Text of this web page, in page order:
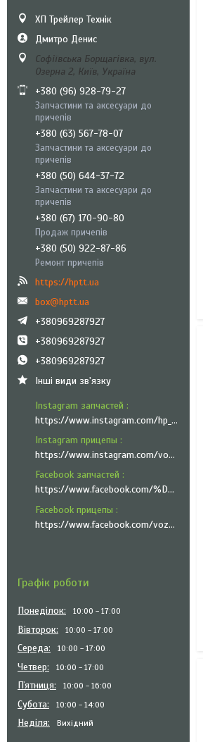
ХП Трейлер Технік
Дмитро Денис
Софіївська Борщагівка, вул.
Озерна 2, Київ, Україна
+380 (96) 928-79-27
Запчастини та аксесуари до
причепів
+380 (63) 567-78-07
Запчастини та аксесуари до
причепів
+380 (50) 644-37-72
Запчастини та аксесуари до
причепів
+380 (67) 170-90-80
Продаж причепів
+380 (50) 922-87-86
Ремонт причепів
https://hptt.ua
box@hptt.ua
+380969287927
+380969287927
+380969287927
Інші види зв'язку
Instagram запчастей
https://www.instagram.com/hp_trailer_technik/
Instagram прицепы
https://www.instagram.com/vozyk.ua/
Facebook запчастей
https://www.facebook.com/%D0%A5%D0%9F-%D0%A2%D1%80%D0%B5%D0%B9%D0%BB%D0%B5%D1%80-%D0%A2%D0%B5%D1%85%D0%BD%D1%96%D0%BA-101335951999545
Facebook прицепы
https://www.facebook.com/vozyk.ua/
Графік роботи
Понеділок 10:00 17:00
Вівторок 10:00 17:00
Середа 10:00 17:00
Четвер 10:00 17:00
Пʼятниця 10:00 16:00
Субота 10:00 14:00
Неділя Вихідний